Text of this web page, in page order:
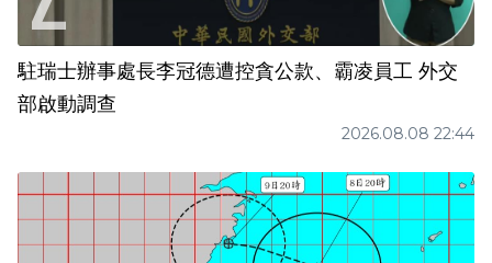
駐瑞士辦事處長李冠德遭控貪公款、霸凌員工 外交
部啟動調查
2026.08.08 22:44